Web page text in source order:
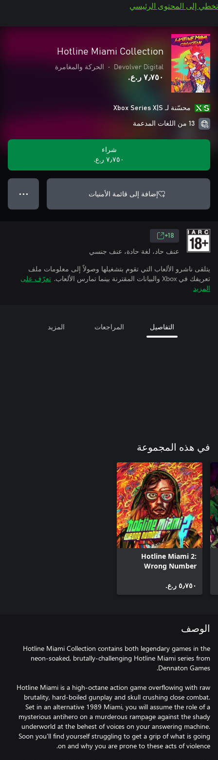
تخطي إلى المحتوى الرئيسي
Hotline Miami Collection
Devolver Digital
• الحركة والمغامرة
٧٫٧٥٠ ر.ع.‏
محسّنة لـ Xbox Series X|S
13 من اللغات المدعمة
شراء
٧٫٧٥٠ ر.ع.‏
إضافة إلى قائمة الأمنيات ● ● ●
18+
عنف حاد، لغة حادة، عنف جنسي
يتلقى ناشرو الألعاب التي تقوم بتشغيلها وصولاً إلى معلومات ملف
تعريفك في Xbox والبيانات المقترنة بينما تمارس الألعاب.
تعرّف على
المزيد
التفاصيل المراجعات المزيد
في هذه المجموعة
Hotline Miami 2:
Wrong Number
٥٫٧٥٠ ر.ع.‏
الوصف
Hotline Miami Collection contains both legendary games in the
neon-soaked, brutally-challenging Hotline Miami series from
Hotline Miami is a high-octane action game overflowing with raw
brutality, hard-boiled gunplay and skull crushing close combat.
Set in an alternative 1989 Miami, you will assume the role of a
mysterious antihero on a murderous rampage against the shady
underworld at the behest of voices on your answering machine.
Soon you'll find yourself struggling to get a grip of what is going